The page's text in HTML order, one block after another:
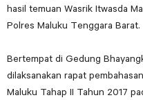
hasil temuan Wasrik Itwasda
Polres Maluku Tenggara
Bertempat di Gedung
dilaksanakan rapat
Maluku Tahap II Tahun 2017